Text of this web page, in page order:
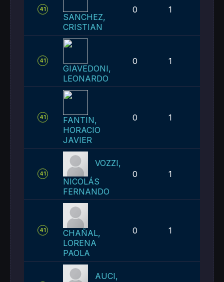
41
SANCHEZ,
CRISTIAN
0 1
41
GIAVEDONI,
LEONARDO
0 1
41
FANTIN,
HORACIO
JAVIER
0 1
41
VOZZI,
NICOLÁS
FERNANDO
0 1
41
CHAÑAL,
LORENA
PAOLA
0 1
AUCI,